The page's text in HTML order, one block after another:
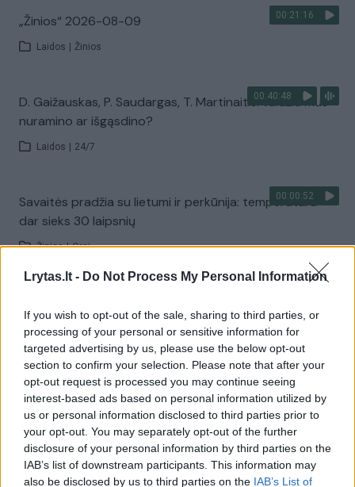
Lrytas.lt - Do Not Process My Personal Information
If you wish to opt-out of the sale, sharing to third parties, or
processing of your personal or sensitive information for
targeted advertising by us, please use the below opt-out
section to confirm your selection. Please note that after your
opt-out request is processed you may continue seeing
interest-based ads based on personal information utilized by
us or personal information disclosed to third parties prior to
your opt-out. You may separately opt-out of the further
disclosure of your personal information by third parties on the
IAB’s list of downstream participants. This information may
also be disclosed by us to third parties on the IAB’s List of
00:21:16
„Žinios“ 2026-08-09
Laidos Žinios
00:40:48
D. Gaižauskas, P. Saudargas, T. Martinaitis: valdžia mus
nuramino ar išgąsdino?
Laidos 24/7
00:00:52
Savaitės pradžia su lietumi ir perkūnija: temperatūra
dar sieks 30 laipsnių
Žinios | Orai
Žiūrimiausi įrašai
00:00:30
Vaizdai iš tragiškos avarijos Vilniaus r.: dviejų moterų ir
vaiko gyvybių išgelbėti nepavyko
Žinios | Lietuvos diena